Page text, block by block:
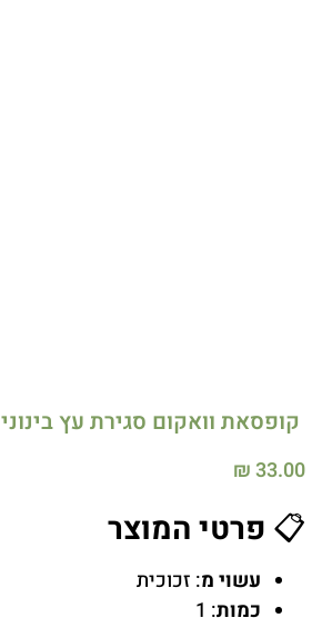
קופסאת וואקום סגירת עץ בינוני
₪33.00
📋 פרטי המוצר
עשוי מ: זכוכית
כמות: 1